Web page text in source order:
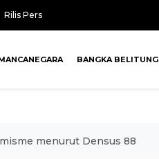
Rilis Pers
BANGKA BELITUNG
menurut Densus 88